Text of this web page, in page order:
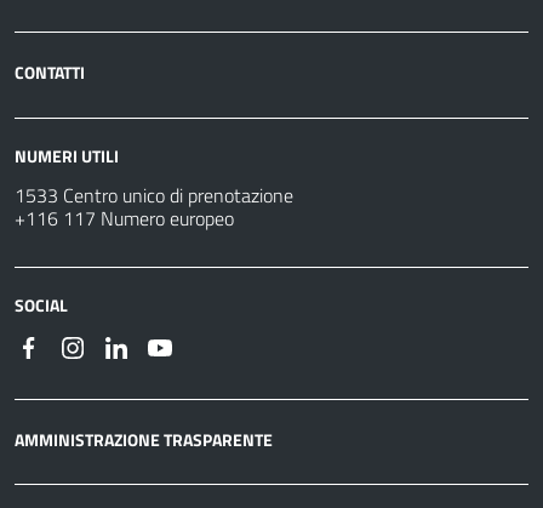
CONTATTI
NUMERI UTILI
1533 Centro unico di prenotazione
+116 117 Numero europeo
SOCIAL
AMMINISTRAZIONE TRASPARENTE